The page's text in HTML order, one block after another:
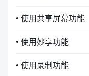
• 使用共享屏幕功能
• 使用妙享功能
• 使用录制功能